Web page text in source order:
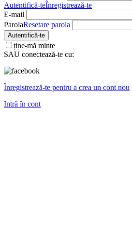
Autentifică-teÎnregistrează-te
E-mail
ParolaResetare parola
Autentifică-te
ține-mă minte
SAU conectează-te cu:
Înregistrează-te pentru a crea un cont nou
Intră în cont